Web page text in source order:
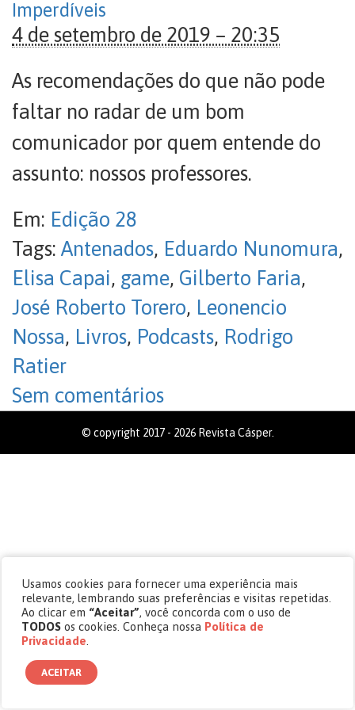
Imperdíveis
4 de setembro de 2019 – 20:35
As recomendações do que não pode
faltar no radar de um bom
comunicador por quem entende do
assunto: nossos professores.
Em: Edição 28
Tags: Antenados, Eduardo Nunomura,
Elisa Capai, game, Gilberto Faria,
José Roberto Torero, Leonencio
Nossa, Livros, Podcasts, Rodrigo
Ratier
Sem comentários
© copyright 2017 - 2026 Revista Cásper.
Usamos cookies para fornecer uma experiência mais
relevante, lembrando suas preferências e visitas repetidas.
Ao clicar em “Aceitar”, você concorda com o uso de
TODOS os cookies. Conheça nossa Política de
Privacidade
ACEITAR